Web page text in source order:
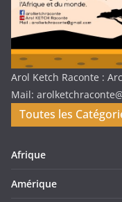
Arol Ketch Raconte :
Mail:
Toutes les
Afrique
Amérique